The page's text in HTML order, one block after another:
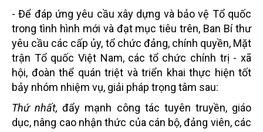
- Để đáp ứng yêu cầu xây dựng và bảo vệ Tổ quốc
trong tình hình mới và đạt mục tiêu trên, Ban Bí thư
yêu cầu các cấp ủy, tổ chức đảng, chính quyền, Mặt
trận Tổ quốc Việt Nam, các tổ chức chính trị - xã
hội, đoàn thể quán triệt và triển khai thực hiện tốt
bảy nhóm nhiệm vụ, giải pháp trọng tâm sau:
Thứ nhất, đẩy mạnh công tác tuyên truyền, giáo
dục, nâng cao nhận thức của cán bộ, đảng viên, các